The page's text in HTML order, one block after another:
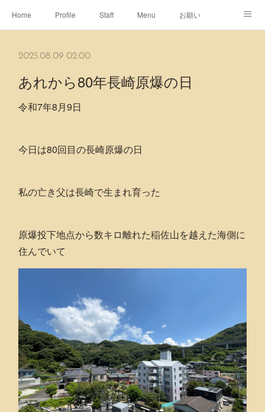
Home Profile Staff Menu お願い
2025.08.09 02:00
あれから80年長崎原爆の日
令和7年8月9日
今日は80回目の長崎原爆の日
私の亡き父は長崎で生まれ育った
原爆投下地点から数キロ離れた稲佐山を越えた海側に
住んでいて